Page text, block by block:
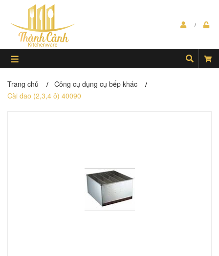
Trang chủ / Công cụ dụng cụ bếp khác /
Cài dao (2,3,4 ô) 40090